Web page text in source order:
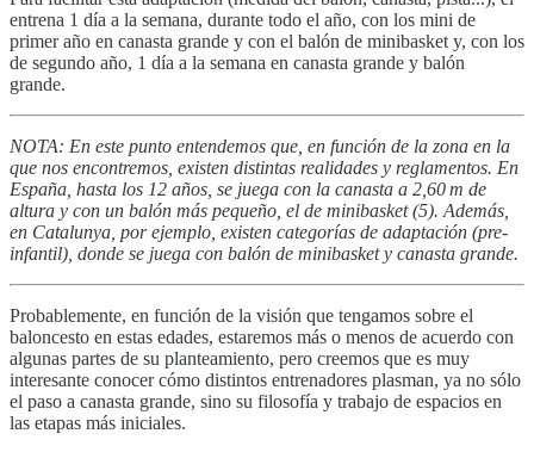
entrena 1 día a la semana, durante todo el año, con los mini de
primer año en canasta grande y con el balón de minibasket y, con los
de segundo año, 1 día a la semana en canasta grande y balón
grande.
NOTA: En este punto entendemos que, en función de la zona en la
que nos encontremos, existen distintas realidades y reglamentos. En
España, hasta los 12 años, se juega con la canasta a 2,60 m de
altura y con un balón más pequeño, el de minibasket (5). Además,
en Catalunya, por ejemplo, existen categorías de adaptación (pre-
infantil), donde se juega con balón de minibasket y canasta grande.
Probablemente, en función de la visión que tengamos sobre el
baloncesto en estas edades, estaremos más o menos de acuerdo con
algunas partes de su planteamiento, pero creemos que es muy
interesante conocer cómo distintos entrenadores plasman, ya no sólo
el paso a canasta grande, sino su filosofía y trabajo de espacios en
las etapas más iniciales.